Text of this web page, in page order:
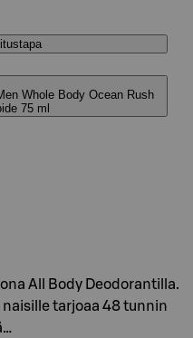
Whole Body Ocean Rush
deodoranttivoide 75 ml
All Body Deodorantilla.
tarjoaa 48 tunnin